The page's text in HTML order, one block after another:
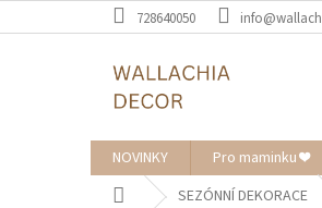
na
728640050
NOVINKY Pro maminku ❤️
Domů SEZÓNNÍ DEKORACE